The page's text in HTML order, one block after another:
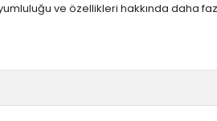
ve özellikleri hakkında daha